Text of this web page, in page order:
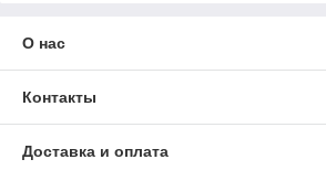
О нас
Контакты
Доставка и оплата